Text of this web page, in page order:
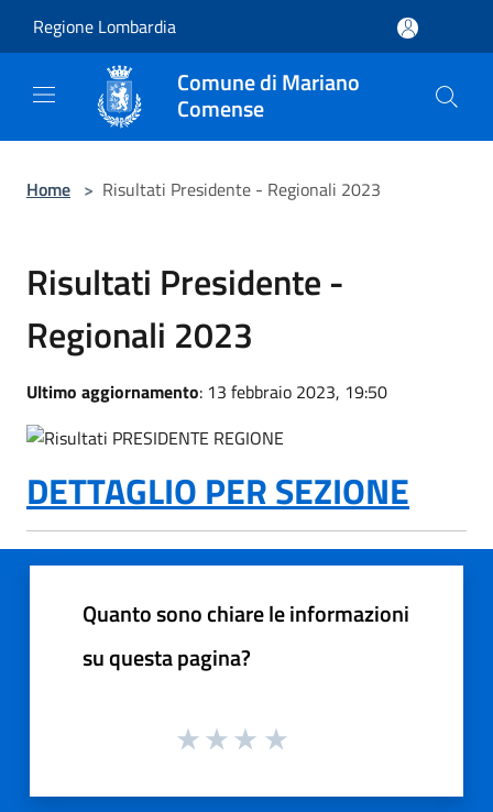
Regione Lombardia
Comune di Mariano
Comense
Home > Risultati Presidente - Regionali 2023
Risultati Presidente -
Regionali 2023
Ultimo aggiornamento: 13 febbraio 2023, 19:50
DETTAGLIO PER SEZIONE
Quanto sono chiare le informazioni
su questa pagina?